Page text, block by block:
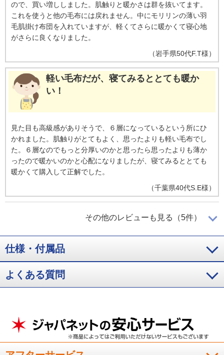
ので、買い増ししました。肌触りと暖かさは群を抜いてます。
これを使うと他の毛布には戻れません。中にモリリンの薄い羽
毛肌掛け布団を入れていますが、軽くてさらに暖かくて寝心地
がさらに良くなりました。
（岩手県50代F.T様）
軽い毛布だが、寝てみるととても暖か
い！
見た目も高級感がありそうで、６層になっているという所にひ
かれました。肌触りがとてもよく、思ったよりも軽い毛布でし
た。６層なのでもっと分厚いのかと思ったら思ったよりも薄か
ったので暖かいのかと心配になりましたが、寝てみるととても
暖かくて購入して正解でした。
（千葉県40代S.E様）
想像以上に暖かい！
満足です。
重量はさほど感じません
その他のレビューも見る（5件）
仕様・付属品
よくある質問